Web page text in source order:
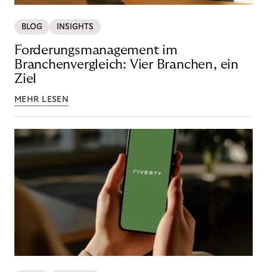
BLOG INSIGHTS
Forderungsmanagement im
Branchenvergleich: Vier Branchen, ein
Ziel
MEHR LESEN